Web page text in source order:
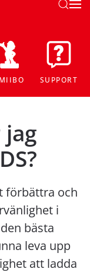
SUPPORT
förbättra och
i
bästa
leva upp
att ladda